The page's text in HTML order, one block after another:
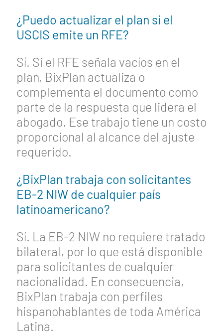
¿Puedo actualizar el plan si el
USCIS emite un RFE?
Sí. Si el RFE señala vacíos en el
plan, BixPlan actualiza o
complementa el documento como
parte de la respuesta que lidera el
abogado. Ese trabajo tiene un costo
proporcional al alcance del ajuste
requerido.
¿BixPlan trabaja con solicitantes
EB-2 NIW de cualquier país
latinoamericano?
Sí. La EB-2 NIW no requiere tratado
bilateral, por lo que está disponible
para solicitantes de cualquier
nacionalidad. En consecuencia,
BixPlan trabaja con perfiles
hispanohablantes de toda América
Latina.